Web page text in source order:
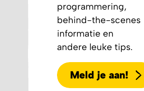
programmering,
behind-the-scenes
informatie en
andere leuke tips.
Meld je aan!